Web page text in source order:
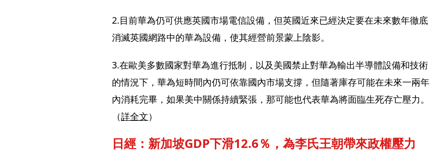
2.目前華為仍可供應英國市場電信設備，但英國近來已經決定要在未來數年徹底
消滅英國網路中的華為設備，使其經營前景蒙上陰影。
3.在歐美多數國家對華為進行抵制，以及美國禁止對華為輸出半導體設備和技術
的情況下，華為短時間內仍可依靠國內市場支撐，但隨著庫存可能在未來一兩年
內消耗完畢，如果美中關係持續緊張，那可能也代表華為將面臨生死存亡壓力。
（詳全文）
日經：新加坡GDP下滑12.6％，為李氏王朝帶來政權壓力